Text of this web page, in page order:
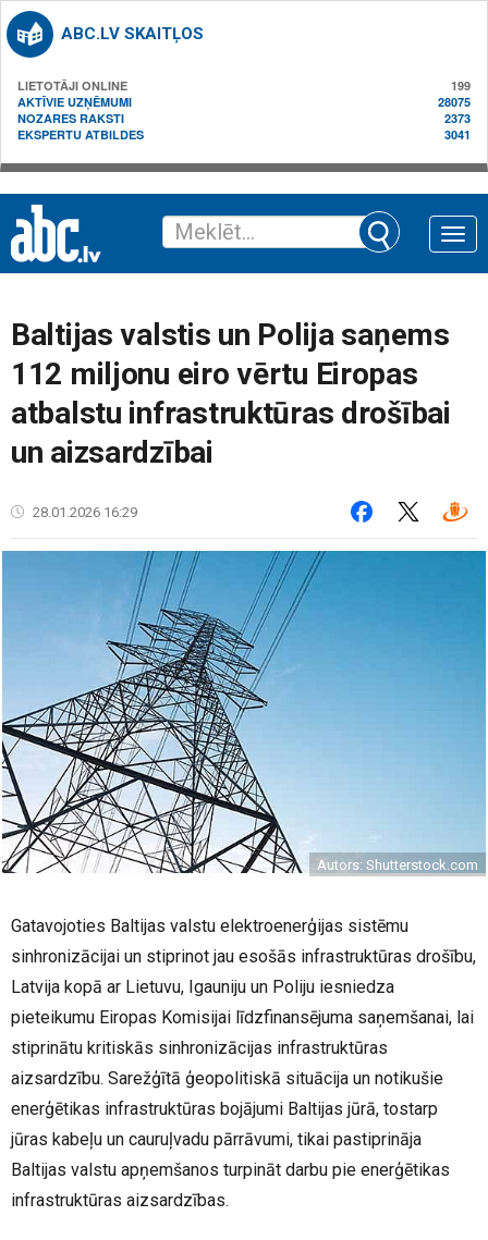
ABC.LV SKAITĻOS
LIETOTĀJI ONLINE
199
AKTĪVIE UZŅĒMUMI
28075
NOZARES RAKSTI
2373
EKSPERTU ATBILDES
3041
Toggle
Baltijas valstis un Polija saņems
112 miljonu eiro vērtu Eiropas
atbalstu infrastruktūras drošībai
un aizsardzībai
28.01.2026 16:29
Autors: Shutterstock.com
Gatavojoties Baltijas valstu elektroenerģijas sistēmu
sinhronizācijai un stiprinot jau esošās infrastruktūras drošību,
Latvija kopā ar Lietuvu, Igauniju un Poliju iesniedza
pieteikumu Eiropas Komisijai līdzfinansējuma saņemšanai, lai
stiprinātu kritiskās sinhronizācijas infrastruktūras
aizsardzību. Sarežģītā ģeopolitiskā situācija un notikušie
enerģētikas infrastruktūras bojājumi Baltijas jūrā, tostarp
jūras kabeļu un cauruļvadu pārrāvumi, tikai pastiprināja
Baltijas valstu apņemšanos turpināt darbu pie enerģētikas
infrastruktūras aizsardzības.